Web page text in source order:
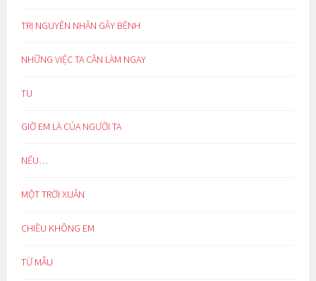
TRỊ NGUYÊN NHÂN GÂY BỆNH
NHỮNG VIỆC TA CẦN LÀM NGAY
TU
GIỜ EM LÀ CỦA NGƯỜI TA
NẾU…
MỘT TRỜI XUÂN
CHIỀU KHÔNG EM
TỪ MẪU